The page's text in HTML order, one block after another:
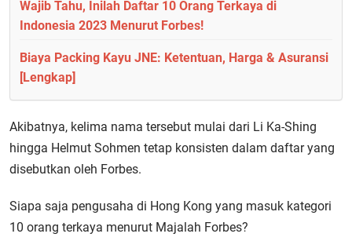
Wajib Tahu, Inilah Daftar 10 Orang Terkaya di
Indonesia 2023 Menurut Forbes!
Biaya Packing Kayu JNE: Ketentuan, Harga & Asuransi
[Lengkap]
Akibatnya, kelima nama tersebut mulai dari Li Ka-Shing
hingga Helmut Sohmen tetap konsisten dalam daftar yang
disebutkan oleh Forbes.
Siapa saja pengusaha di Hong Kong yang masuk kategori
10 orang terkaya menurut Majalah Forbes?